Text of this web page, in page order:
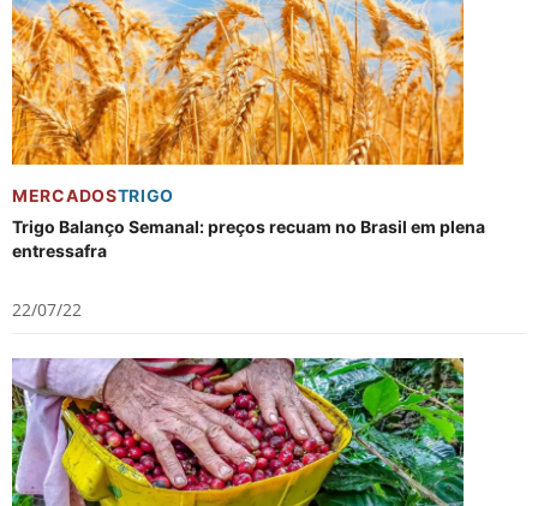
MERCADOSTRIGO
Trigo Balanço Semanal: preços recuam no Brasil em plena
entressafra
22/07/22